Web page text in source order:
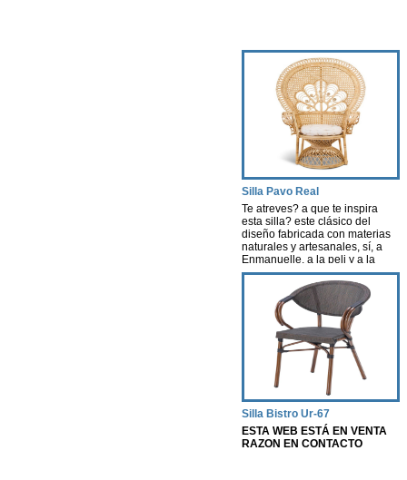
Silla Pavo Real
Te atreves? a que te inspira
esta silla? este clásico del
diseño fabricada con materias
naturales y artesanales, sí, a
Enmanuelle, a la peli y a la
actriz, una pelicula que creó
escuela. Esta silla nos evoca
aires de nostalgia, libertad y
porque no decirlo…cierta
sexualidad…
Silla Bistro Ur-67
ESTA WEB ESTÁ EN VENTA
RAZON EN CONTACTO